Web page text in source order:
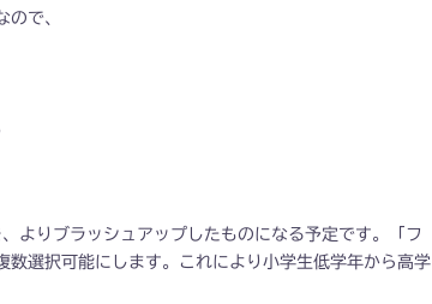
で、
よりブラッシュアップしたものになる予定です。「フ
選択可能にします。これにより小学生低学年から高学